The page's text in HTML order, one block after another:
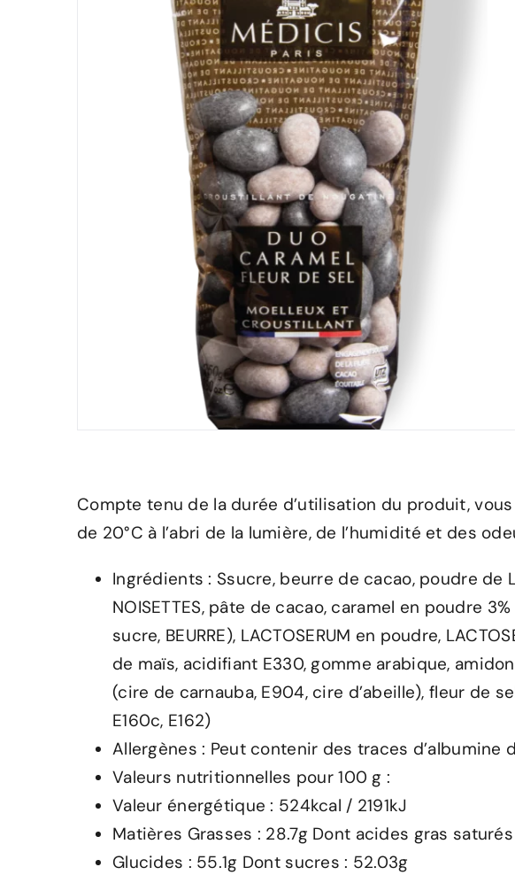
Compte tenu de la durée d’utilisation du produit,
de 20°C à l’abri de la lumière, de l’humidité et des
Ingrédients : Ssucre, beurre de cacao, poudre de
NOISETTES, pâte de cacao, caramel en poudre
sucre, BEURRE), LACTOSERUM en poudre,
de maïs, acidifiant E330, gomme arabique,
(cire de carnauba, E904, cire d’abeille), fleur de
E160c, E162)
Allergènes : Peut contenir des traces d’albumine
Valeurs nutritionnelles pour 100 g :
Valeur énergétique : 524kcal / 2191kJ
Matières Grasses : 28.7g Dont acides gras saturés
Glucides : 55.1g Dont sucres : 52.03g